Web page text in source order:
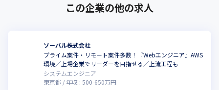
この企業の他の求人
ソーバル株式会社
プライム案件・リモート案件多数！『Webエンジニア』AWS
環境／上場企業でリーダーを目指せる／上流工程も
システムエンジニア
東京都
年収 :500-650万円